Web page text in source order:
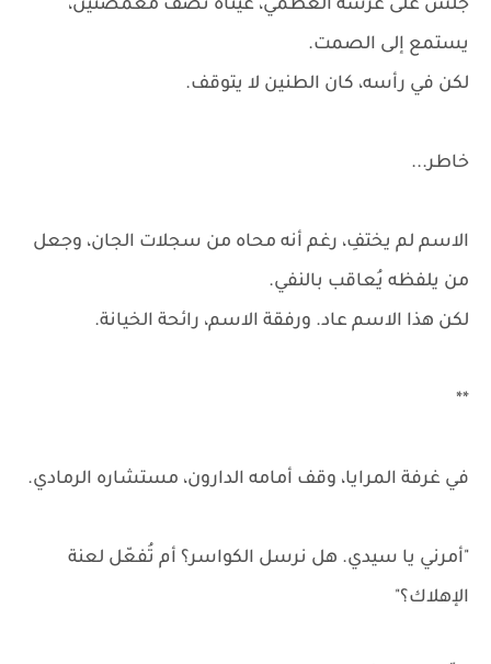
جلس على عرشه العظمي، عيناه نصف مغمضتين،
يستمع إلى الصمت.
لكن في رأسه، كان الطنين لا يتوقف.
خاطر...
الاسم لم يختفِ، رغم أنه محاه من سجلات الجان، وجعل
من يلفظه يُعاقب بالنفي.
لكن هذا الاسم عاد. ورفقة الاسم، رائحة الخيانة.
**
في غرفة المرايا، وقف أمامه الدارون، مستشاره الرمادي.
"أمرني يا سيدي. هل نرسل الكواسر؟ أم تُفعّل لعنة
الإهلاك؟"